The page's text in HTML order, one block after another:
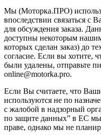
Мы (Моторка.ПРО)
впоследствии связаться с
для обсуждения заказа.
доступны некоторым
которых сделан заказ) до
согласие. Если вы хотите,
были удалены, отправьте
online@motorka.pro.
Если Вы считаете, что
используются не по
с жалобой в надзорный
по защите данных” в ЕС
праве, однако мы не